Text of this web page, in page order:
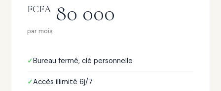
FCFA80 000
par mois
Bureau fermé, clé personnelle
Accès illimité 6j/7